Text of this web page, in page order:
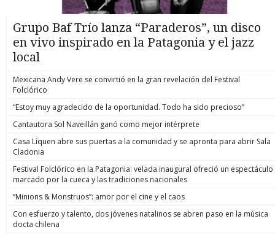
Grupo Baf Trío lanza “Paraderos”, un disco
en vivo inspirado en la Patagonia y el jazz
local
Mexicana Andy Vere se convirtió en la gran revelación del Festival
Folclórico
“Estoy muy agradecido de la oportunidad. Todo ha sido precioso”
Cantautora Sol Naveillán ganó como mejor intérprete
Casa Líquen abre sus puertas a la comunidad y se apronta para abrir Sala
Cladonia
Festival Folclórico en la Patagonia: velada inaugural ofreció un espectáculo
marcado por la cueca y las tradiciones nacionales
“Minions & Monstruos”: amor por el cine y el caos
Con esfuerzo y talento, dos jóvenes natalinos se abren paso en la música
docta chilena